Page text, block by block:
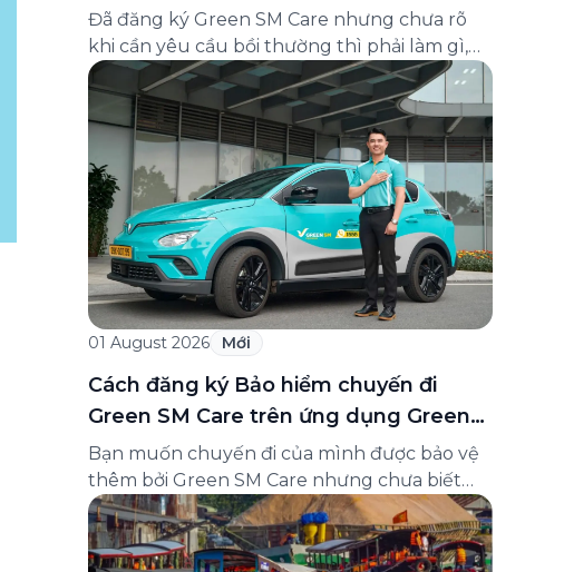
và cách liên hệ hỗ trợ
Đã đăng ký Green SM Care nhưng chưa rõ
khi cần yêu cầu bồi thường thì phải làm gì,
hồ sơ ra sao, hay giấy chứng nhận bảo hiểm
tìm ở đâu? Bài viết này tổng hợp đầy đủ các
câu hỏi thường gặp nhất về quy trình bồi
thường và hỗ trợ của Green […]
01 August 2026 Mới
Cách đăng ký Bảo hiểm chuyến đi
Green SM Care trên ứng dụng Green
SM
Bạn muốn chuyến đi của mình được bảo vệ
thêm bởi Green SM Care nhưng chưa biết
đăng ký ở đâu? Bài viết dưới đây sẽ hướng
dẫn chi tiết cách tham gia (và hủy tham gia)
gói bảo hiểm này ngay trên ứng dụng Green